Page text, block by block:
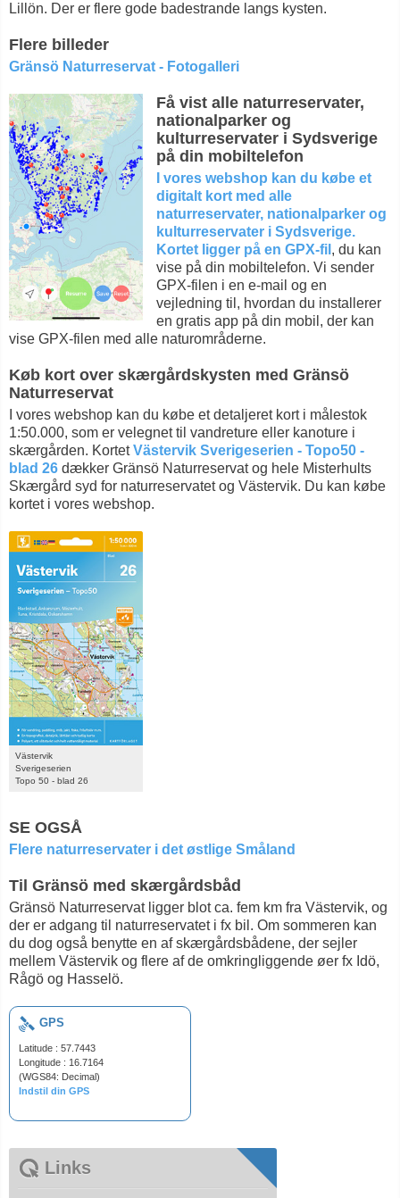
Lillön. Der er flere gode badestrande langs kysten.
Flere billeder
Gränsö Naturreservat - Fotogalleri
Få vist alle naturreservater,
nationalparker og
kulturreservater i Sydsverige
på din mobiltelefon
I vores webshop kan du købe et
digitalt kort med alle
naturreservater, nationalparker og
kulturreservater i Sydsverige.
Kortet ligger på en GPX-fil , du kan
vise på din mobiltelefon. Vi sender
GPX-filen i en e-mail og en
vejledning til, hvordan du installerer
en gratis app på din mobil, der kan
vise GPX-filen med alle naturområderne.
Køb kort over skærgårdskysten med Gränsö
Naturreservat
I vores webshop kan du købe et detaljeret kort i målestok
1:50.000, som er velegnet til vandreture eller kanoture i
skærgården. KortetVästervik Sverigeserien - Topo50 -
blad 26 dækker Gränsö Naturreservat og hele Misterhults
Skærgård syd for naturreservatet og Västervik. Du kan købe
kortet i vores webshop.
Västervik
Sverigeserien
Topo 50 - blad 26
SE OGSÅ
Flere naturreservater i det østlige Småland
Til Gränsö med skærgårdsbåd
Gränsö Naturreservat ligger blot ca. fem km fra Västervik, og
der er adgang til naturreservatet i fx bil. Om sommeren kan
du dog også benytte en af skærgårdsbådene, der sejler
mellem Västervik og flere af de omkringliggende øer fx Idö,
Rågö og Hasselö.
GPS
Latitude : 57.7443
Longitude : 16.7164
(WGS84: Decimal)
Indstil din GPS
Links